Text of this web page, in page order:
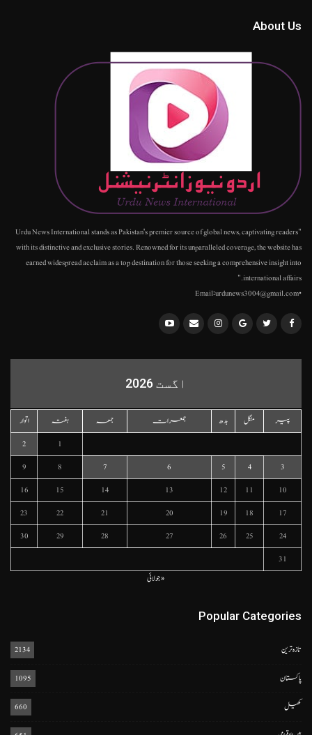
About Us
"Urdu News International stands as Pakistan's premier source of global news, captivating readers
with its distinctive and exclusive stories. Renowned for its unparalleled coverage, the website has
earned widespread acclaim as a top destination for those seeking a comprehensive insight into
international affairs."
•Email:urdunews3004@gmail.com
اگست 2026
پیر منگل بدھ جمعرات جمعہ ہفتہ
اتوار
1
2
3
4
5
6
7
8
9
10
11
12
13
14
15
16
17
18
19
20
21
22
23
24
25
26
27
28
29
30
31
« جولائی
Popular Categories
تازہ ترین 2134
پاکستان 1095
کھیل 660